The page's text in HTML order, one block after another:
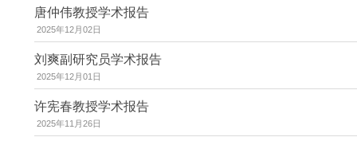
唐仲伟教授学术报告
2025年12月02日
刘爽副研究员学术报告
2025年12月01日
许宪春教授学术报告
2025年11月26日